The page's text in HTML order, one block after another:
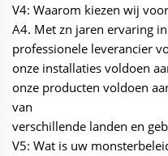
V4: Waarom kiezen wij
A4. Met zn jaren ervaring
professionele leverancier
onze installaties voldoen
onze producten voldoen
van
verschillende landen en
V5: Wat is uw